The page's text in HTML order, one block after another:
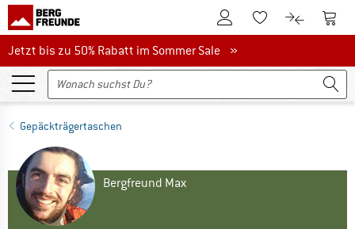
Zum KundenkontoZum Merkzettel.
Zum Zum
Jetzt bis zu 50% Rabatt im Sommer Sale
Jetzt bis zu 50% Rabatt im Sommer Sale »
Gepäckträgertaschen
Bergfreund Max